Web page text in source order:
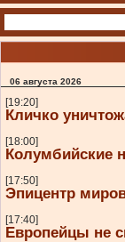
06 августа 2026
[19:20]
Кличко
[18:00]
Колумбийские
[17:50]
Эпицентр
[17:40]
Европейцы не